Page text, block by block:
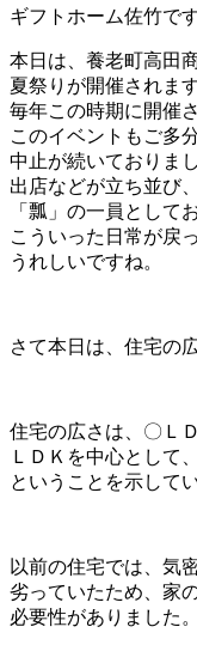
ギフトホーム佐竹です
本日は、養老町高田
夏祭りが開催されま
毎年この時期に開催
このイベントもご多
中止が続いておりま
出店などが立ち並び
「瓢」の一員として
こういった日常が戻
うれしいですね。
さて本日は、住宅の
住宅の広さは、〇Ｌ
ＬＤＫを中心として
ということを示して
以前の住宅では、気
劣っていたため、家
必要性がありました。